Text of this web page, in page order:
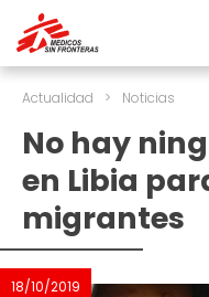
Actualidad > Noticias
No hay
en Libia
migrantes
18/10/2019